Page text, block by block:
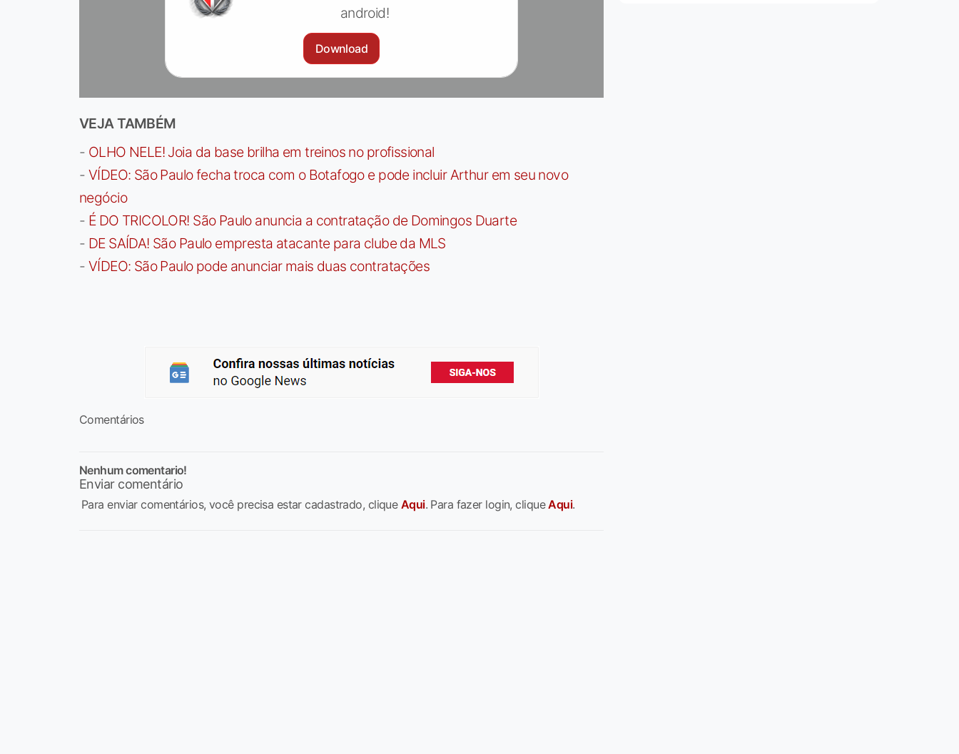
android!
Download
VEJA TAMBÉM
- OLHO NELE! Joia da base brilha em treinos no profissional
- VÍDEO: São Paulo fecha troca com o Botafogo e pode incluir Arthur em seu novo
negócio
- É DO TRICOLOR! São Paulo anuncia a contratação de Domingos Duarte
- DE SAÍDA! São Paulo empresta atacante para clube da MLS
- VÍDEO: São Paulo pode anunciar mais duas contratações
Comentários
Nenhum comentario!
Enviar comentário
Para enviar comentários, você precisa estar cadastrado, clique Aqui. Para fazer login, cliqueAqui.